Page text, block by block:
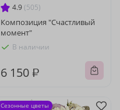
4.9 (505)
Композиция "Счастливый
момент"
В наличии
6 150 ₽
Сезонные цветы